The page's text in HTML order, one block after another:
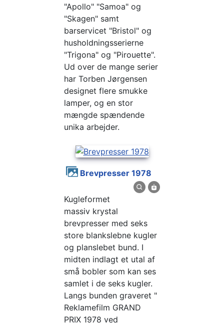
"Apollo" "Samoa" og
"Skagen" samt
barservicet "Bristol" og
husholdningsserierne
"Trigona" og "Pirouette".
Ud over de mange serier
har Torben Jørgensen
designet flere smukke
lamper, og en stor
mængde spændende
unika arbejder.
Brevpresser 1978
Kugleformet
massiv krystal
brevpresser med seks
store blankslebne kugler
og planslebet bund. I
midten indlagt et utal af
små bobler som kan ses
samlet i de seks kugler.
Langs bunden graveret "
Reklamefilm GRAND
PRIX 1978 ved